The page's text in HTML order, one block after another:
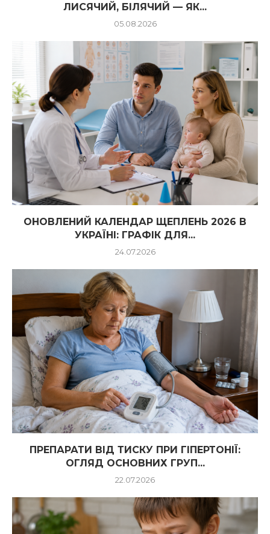
ЛИСЯЧИЙ, БІЛЯЧИЙ — ЯК...
05.08.2026
ОНОВЛЕНИЙ КАЛЕНДАР ЩЕПЛЕНЬ 2026 В
УКРАЇНІ: ГРАФІК ДЛЯ...
24.07.2026
ПРЕПАРАТИ ВІД ТИСКУ ПРИ ГІПЕРТОНІЇ:
ОГЛЯД ОСНОВНИХ ГРУП...
22.07.2026